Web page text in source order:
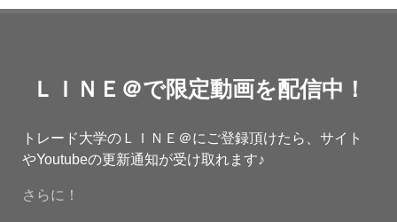
ＬＩＮＥ＠で限定動画を配信中！
トレード大学のＬＩＮＥ＠にご登録頂けたら、サイト
やYoutubeの更新通知が受け取れます♪
さらに！